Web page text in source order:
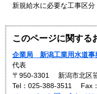
新規給水に必要な工事区分
このページに関する
企業局 新潟工業用水道事
代表
〒950-3301
新潟市北区
Tel：025-388-3511
Fax